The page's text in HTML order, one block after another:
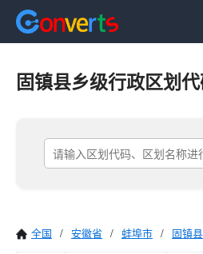
固镇县乡级行政区划
全国 / 安徽省 / 蚌埠市 / 固镇县